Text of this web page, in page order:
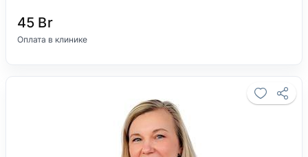
45 Br
Оплата в клинике